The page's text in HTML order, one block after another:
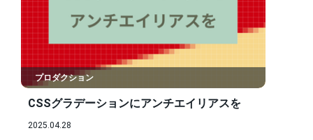
プロダクション
CSSグラデーションにアンチエイリアスを
2025.04.28